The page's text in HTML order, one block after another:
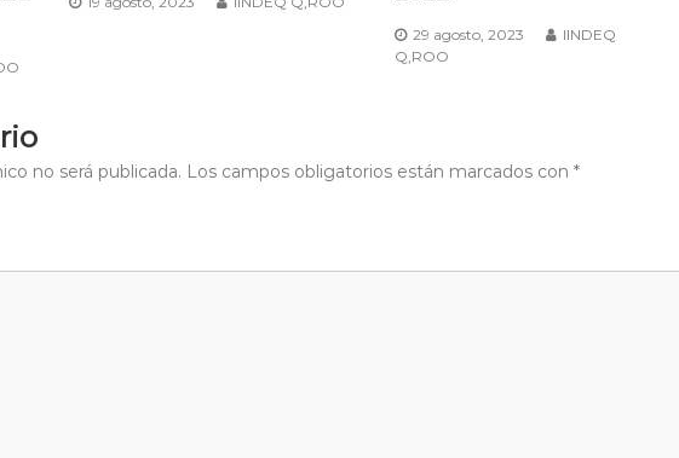
29 agosto, 2023
IINDEQ
Q,ROO
no será publicada. Los campos obligatorios están marcados con *